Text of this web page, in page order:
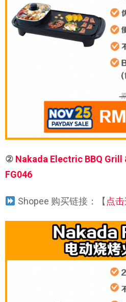
② Nakada Electric BBQ
FG046
Shopee 购买链接：【 点